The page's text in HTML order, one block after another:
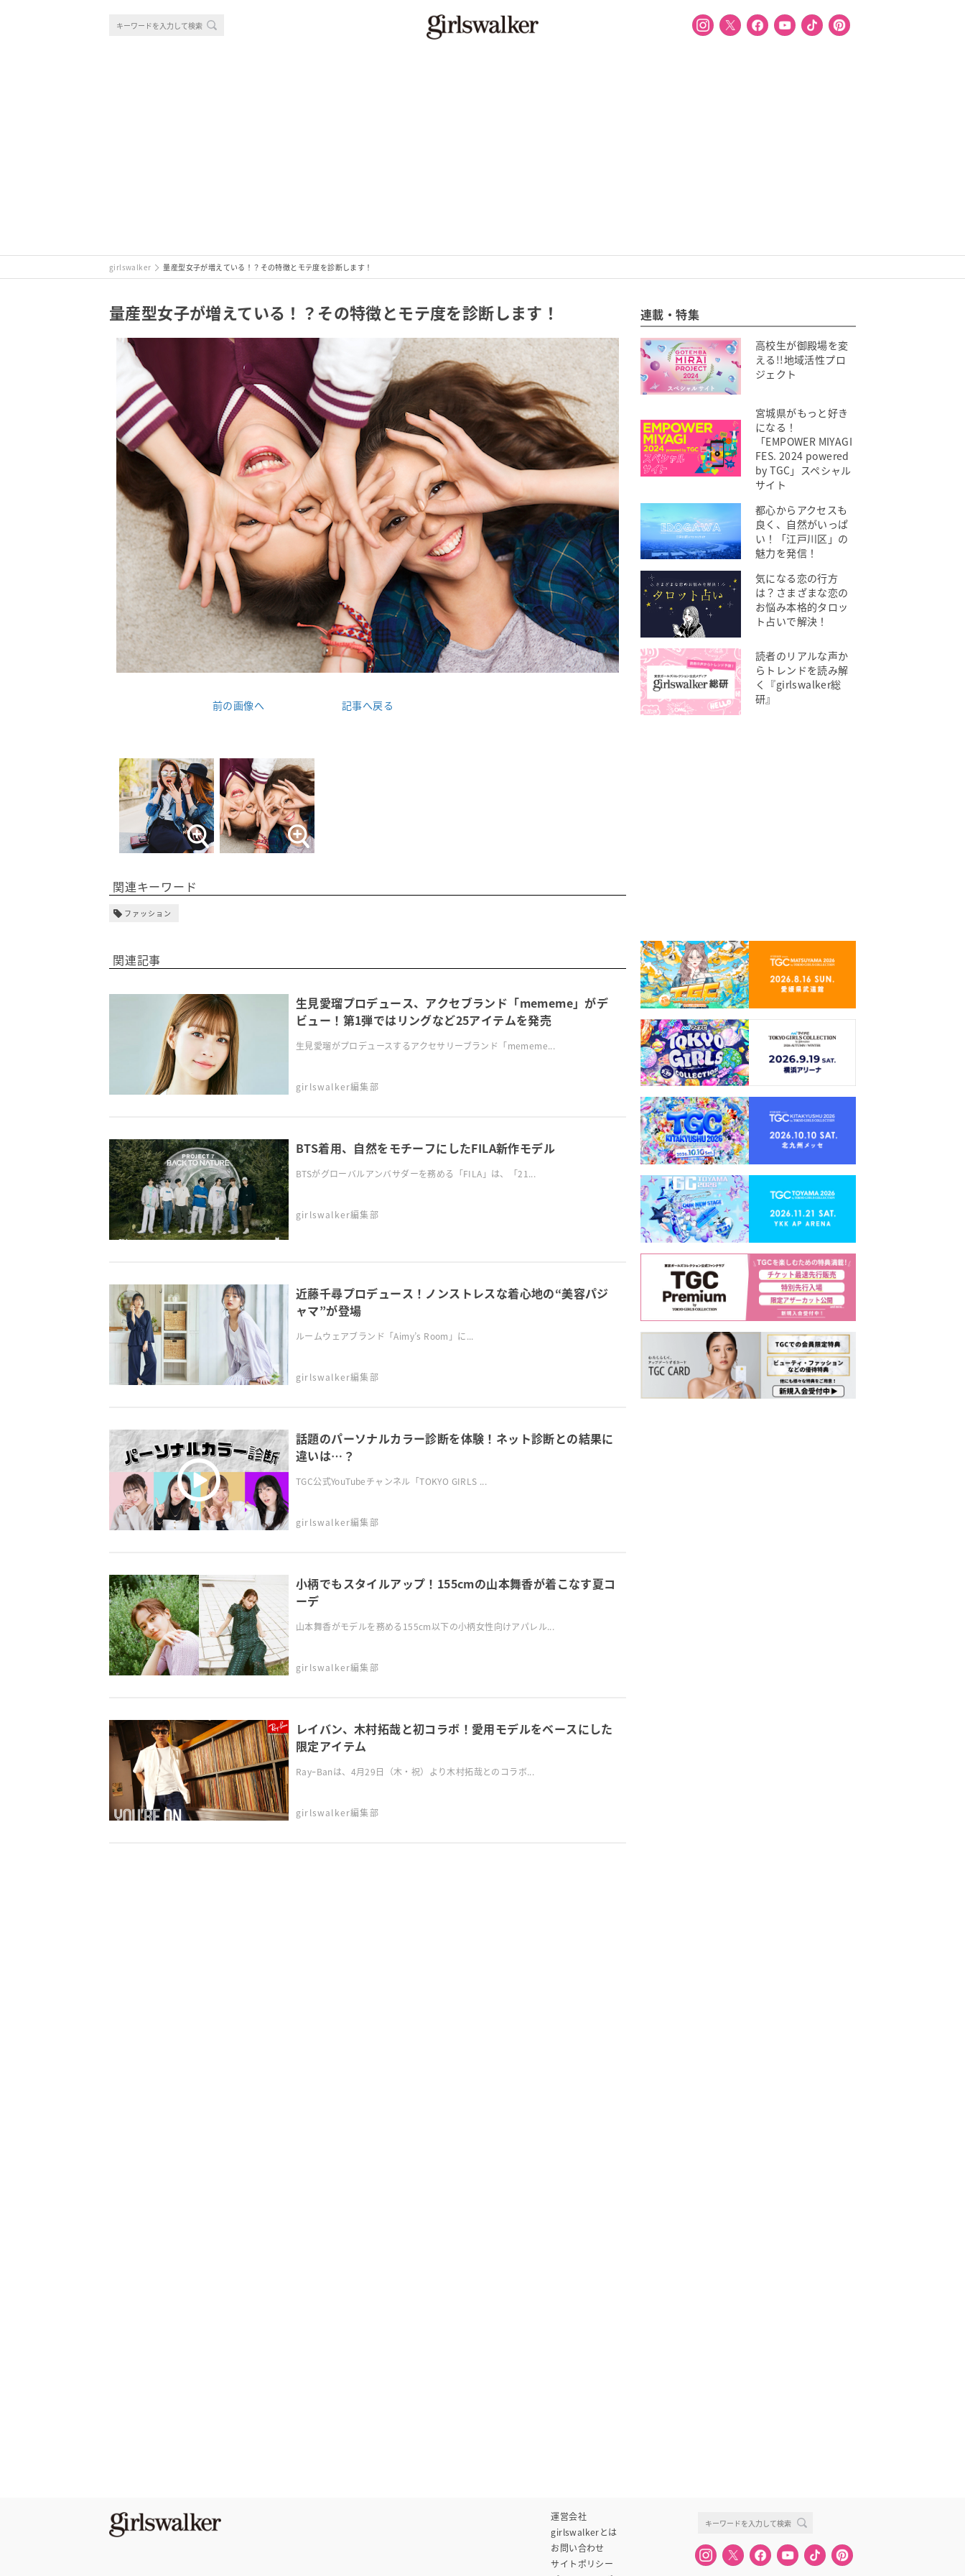
girlswalker 量産型女子が増えている！？その特徴とモテ度を診断します！
量産型女子が増えている！？その特徴とモテ度を診断します！
前の画像へ 記事へ戻る
関連キーワード
ファッション
関連記事
生見愛瑠プロデュース、アクセブランド「mememe」がデ
ビュー！第1弾ではリングなど25アイテムを発売
生見愛瑠がプロデュースするアクセサリーブランド「mememe...
girlswalker編集部
BTS着用、自然をモチーフにしたFILA新作モデル
BTSがグローバルアンバサダーを務める「FILA」は、「21...
girlswalker編集部
近藤千尋プロデュース！ノンストレスな着心地の“美容パジ
ャマ”が登場
ルームウェアブランド「Aimy’s Room」に...
girlswalker編集部
話題のパーソナルカラー診断を体験！ネット診断との結果に
違いは…？
TGC公式YouTubeチャンネル「TOKYO GIRLS ...
girlswalker編集部
小柄でもスタイルアップ！155cmの山本舞香が着こなす夏コ
ーデ
山本舞香がモデルを務める155cm以下の小柄女性向けアパレル...
girlswalker編集部
レイバン、木村拓哉と初コラボ！愛用モデルをベースにした
限定アイテム
RayｰBanは、4月29日（木・祝）より木村拓哉とのコラボ...
girlswalker編集部
連載・特集
高校生が御殿場を変
える!!地域活性プロ
ジェクト
宮城県がもっと好き
になる！
「EMPOWER MIYAGI
FES. 2024 powered
by TGC」スペシャル
サイト
都心からアクセスも
良く、自然がいっぱ
い！「江戸川区」の
魅力を発信！
気になる恋の行方
は？さまざまな恋の
お悩み本格的タロッ
ト占いで解決！
読者のリアルな声か
らトレンドを読み解
く『girlswalker総
研』
運営会社
girlswalkerとは
お問い合わせ
サイトポリシー